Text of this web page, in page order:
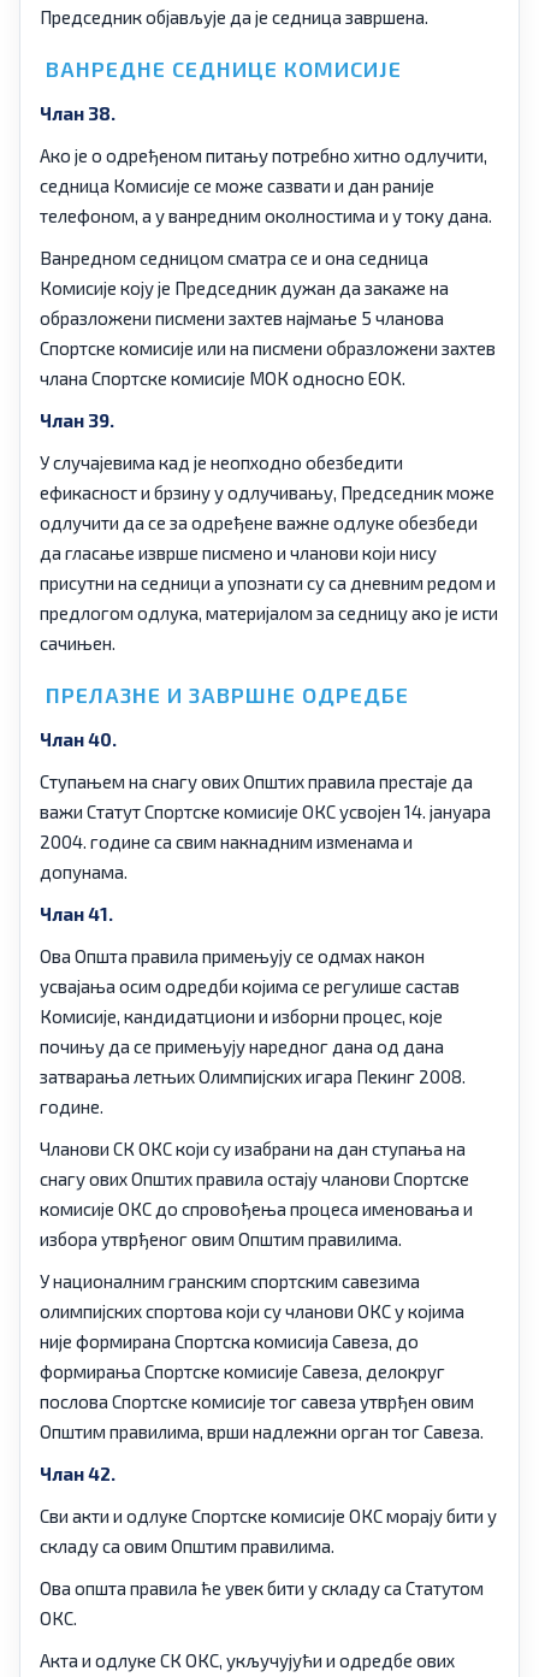
Председник објављује да је седница завршена.
ВАНРЕДНЕ СЕДНИЦЕ КОМИСИЈЕ
Члан 38.
Ако је о одређеном питању потребно хитно одлучити,
седница Комисије се може сазвати и дан раније
телефоном, а у ванредним околностима и у току дана.
Ванредном седницом сматра се и она седница
Комисије коју је Председник дужан да закаже на
образложени писмени захтев најмање 5 чланова
Спортске комисије или на писмени образложени захтев
члана Спортске комисије МОК односно ЕОК.
Члан 39.
У случајевима кад је неопходно обезбедити
ефикасност и брзину у одлучивању, Председник може
одлучити да се за одређене важне одлуке обезбеди
да гласање изврше писмено и чланови који нису
присутни на седници а упознати су са дневним редом и
предлогом одлука, материјалом за седницу ако је исти
сачињен.
ПРЕЛАЗНЕ И ЗАВРШНЕ ОДРЕДБЕ
Члан 40.
Ступањем на снагу ових Општих правила престаје да
важи Статут Спортске комисије ОКС усвојен 14. јануара
2004. године са свим накнадним изменама и
допунама.
Члан 41.
Ова Општа правила примењују се одмах након
усвајања осим одредби којима се регулише састав
Комисије, кандидатциони и изборни процес, које
почињу да се примењују наредног дана од дана
затварања летњих Олимпијских игара Пекинг 2008.
године.
Чланови СК ОКС који су изабрани на дан ступања на
снагу ових Општих правила остају чланови Спортске
комисије ОКС до спровођења процеса именовања и
избора утврђеног овим Општим правилима.
У националним гранским спортским савезима
олимпијских спортова који су чланови ОКС у којима
није формирана Спортска комисија Савеза, до
формирања Спортске комисије Савеза, делокруг
послова Спортске комисије тог савеза утврђен овим
Општим правилима, врши надлежни орган тог Савеза.
Члан 42.
Сви акти и одлуке Спортске комисије ОКС морају бити у
складу са овим Општим правилима.
Ова општа правила ће увек бити у складу са Статутом
ОКС.
Акта и одлуке СК ОКС, укључујући и одредбе ових